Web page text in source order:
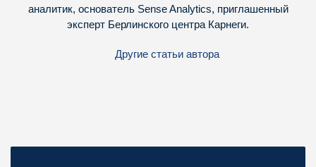
аналитик, основатель Sense Analytics, приглашенный
эксперт Берлинского центра Карнеги.
Другие статьи автора